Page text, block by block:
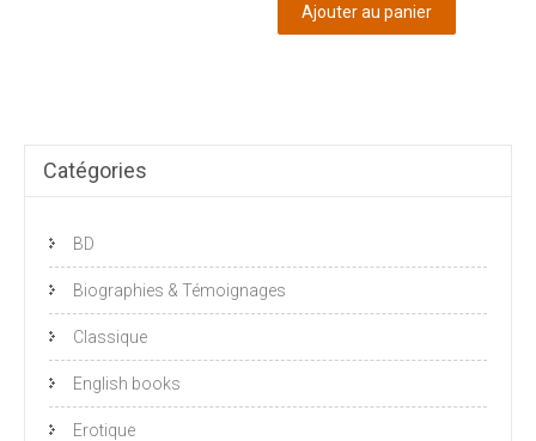
Ajouter au panier
Catégories
BD
Biographies & Témoignages
Classique
English books
Erotique